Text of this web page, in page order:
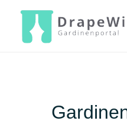
springen